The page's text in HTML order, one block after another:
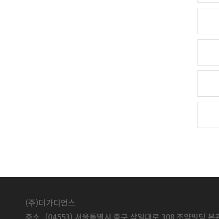
(주)더가디언스
주소 (04553) 서울특별시 중구 삼일대로 308 조양빌딩 본